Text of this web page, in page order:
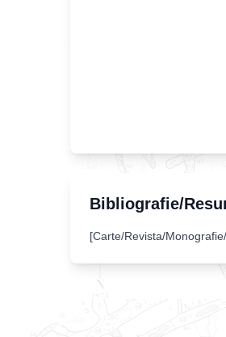
Bibliografie/
[Carte/Revista/